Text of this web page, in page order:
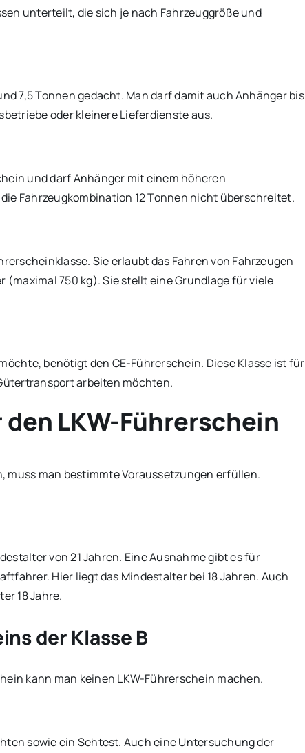
unterteilt, die sich je nach Fahrzeuggröße und
7,5 Tonnen gedacht. Man darf damit auch Anhänger bis
oder kleinere Lieferdienste aus.
und darf Anhänger mit einem höheren
Fahrzeugkombination 12 Tonnen nicht überschreitet.
Sie erlaubt das Fahren von Fahrzeugen
(maximal 750 kg). Sie stellt eine Grundlage für viele
benötigt den CE-Führerschein. Diese Klasse ist für
arbeiten möchten.
LKW-Führerschein
muss man bestimmte Voraussetzungen erfüllen.
von 21 Jahren. Eine Ausnahme gibt es für
Hier liegt das Mindestalter bei 18 Jahren. Auch
18 Jahre.
der Klasse B
kann man keinen LKW-Führerschein machen.
sowie ein Sehtest. Auch eine Untersuchung der